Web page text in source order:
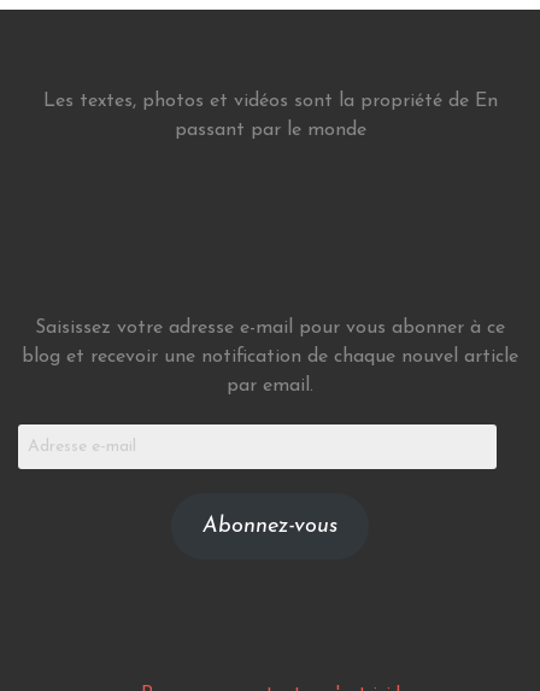
Les textes, photos et vidéos sont la propriété de En
passant par le monde
Saisissez votre adresse e-mail pour vous abonner à ce
blog et recevoir une notification de chaque nouvel article
par email.
Adresse
Abonnez-vous